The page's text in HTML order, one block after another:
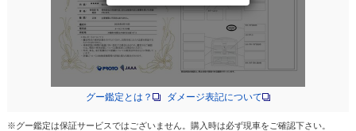
グー鑑定とは？ ダメージ表記について
※グー鑑定は保証サービスではございません。購入時は必ず現車をご確認下さい。